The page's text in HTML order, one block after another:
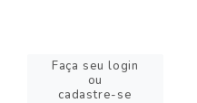
Faça seu login
ou
cadastre-se